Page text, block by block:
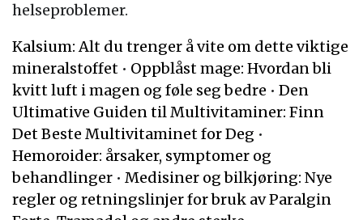
helseproblemer.
Kalsium: Alt du trenger å vite om dette viktige
mineralstoffet • Oppblåst mage: Hvordan bli
kvitt luft i magen og føle seg bedre • Den
Ultimative Guiden til Multivitaminer: Finn
Det Beste Multivitaminet for Deg •
Hemoroider: årsaker, symptomer og
behandlinger • Medisiner og bilkjøring: Nye
regler og retningslinjer for bruk av Paralgin